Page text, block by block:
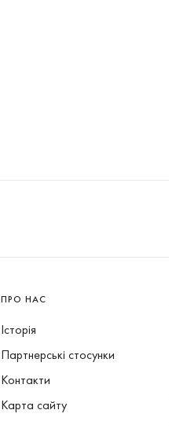
ПРО НАС
Історія
Партнерські стосунки
Контакти
Карта сайту